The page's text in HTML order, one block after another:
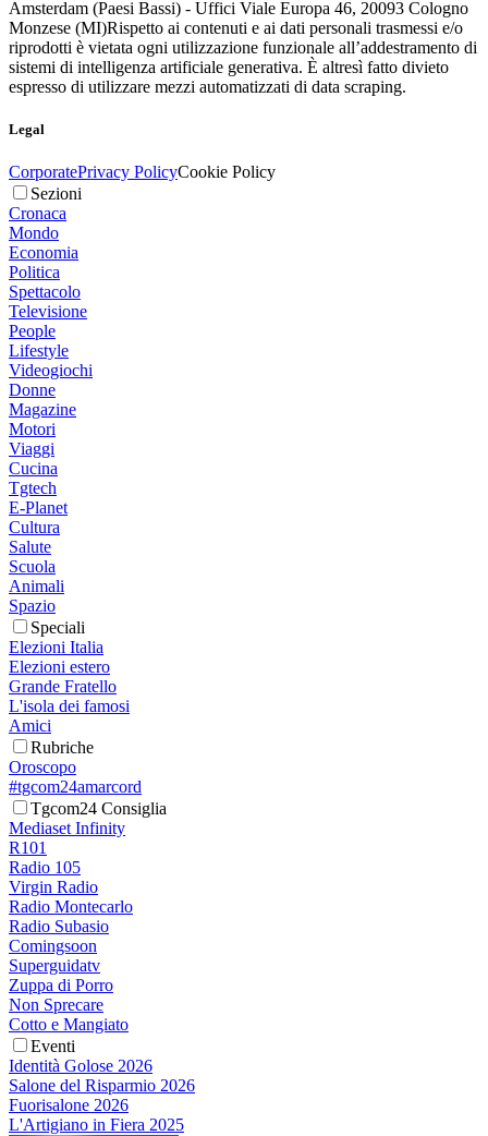
Amsterdam (Paesi Bassi) - Uffici Viale Europa 46, 20093 Cologno
Monzese (MI)Rispetto ai contenuti e ai dati personali trasmessi e/o
riprodotti è vietata ogni utilizzazione funzionale all’addestramento di
sistemi di intelligenza artificiale generativa. È altresì fatto divieto
espresso di utilizzare mezzi automatizzati di data scraping.
Legal
CorporatePrivacy PolicyCookie Policy
Sezioni
Cronaca
Mondo
Economia
Politica
Spettacolo
Televisione
People
Lifestyle
Videogiochi
Donne
Magazine
Motori
Viaggi
Cucina
Tgtech
E-Planet
Cultura
Salute
Scuola
Animali
Spazio
Speciali
Elezioni Italia
Elezioni estero
Grande Fratello
L'isola dei famosi
Amici
Rubriche
Oroscopo
#tgcom24amarcord
Tgcom24 Consiglia
Mediaset Infinity
R101
Radio 105
Virgin Radio
Radio Montecarlo
Radio Subasio
Comingsoon
Superguidatv
Zuppa di Porro
Non Sprecare
Cotto e Mangiato
Eventi
Identità Golose 2026
Salone del Risparmio 2026
Fuorisalone 2026
L'Artigiano in Fiera 2025